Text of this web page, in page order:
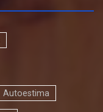
Autoestima